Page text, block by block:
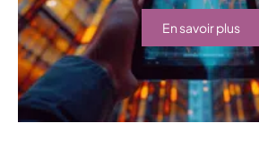
En savoir plus